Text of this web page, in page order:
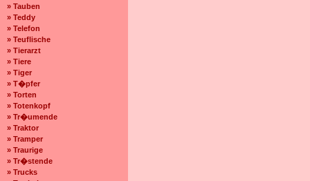
» Tauben
» Teddy
» Telefon
» Teuflische
» Tierarzt
» Tiere
» Tiger
» T�pfer
» Torten
» Totenkopf
» Tr�umende
» Traktor
» Tramper
» Traurige
» Tr�stende
» Trucks